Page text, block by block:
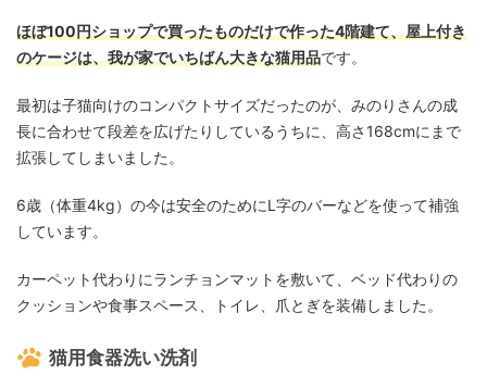
ほぼ100円ショップで買ったものだけで作った4階建て、屋上付き
のケージは、我が家でいちばん大きな猫用品です。
最初は子猫向けのコンパクトサイズだったのが、みのりさんの成
長に合わせて段差を広げたりしているうちに、高さ168cmにまで
拡張してしまいました。
6歳（体重4kg）の今は安全のためにL字のバーなどを使って補強
しています。
カーペット代わりにランチョンマットを敷いて、ベッド代わりの
クッションや食事スペース、トイレ、爪とぎを装備しました。
猫用食器洗い洗剤